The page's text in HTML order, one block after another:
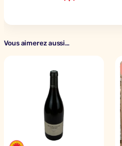
Vous aimerez aussi…